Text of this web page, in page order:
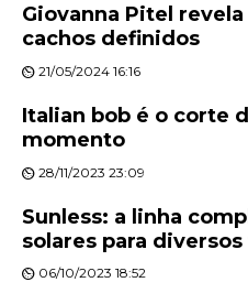
Giovanna Pitel
cachos definidos
21/05/2024 16:16
Italian bob é o corte
momento
28/11/2023 23:09
Sunless: a linha
solares para
06/10/2023 18:52